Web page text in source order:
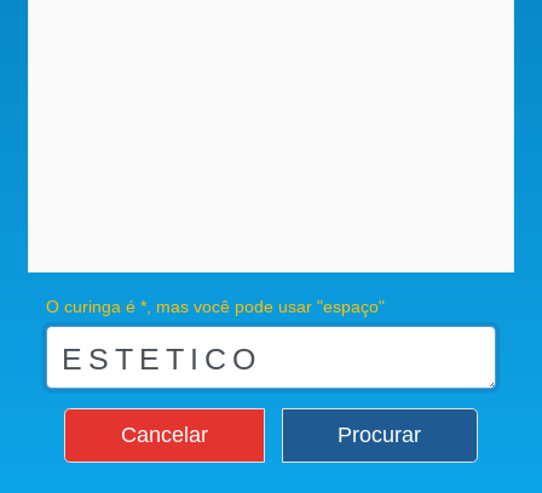
O curinga é *, mas você pode usar "espaço"
Cancelar Procurar